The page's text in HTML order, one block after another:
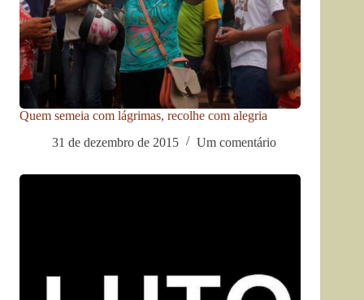
Quem semeia com lágrimas, recolhe com alegria
31 de dezembro de 2015
Um comentário